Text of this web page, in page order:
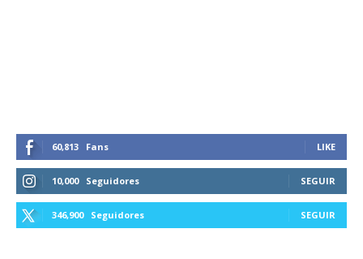
60,813 Fans LIKE
10,000 Seguidores SEGUIR
346,900 Seguidores SEGUIR